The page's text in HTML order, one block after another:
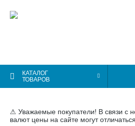
КАТАЛОГ
ТОВАРОВ
⚠ Уважаемые покупатели! В связи с
валют цены на сайте могут